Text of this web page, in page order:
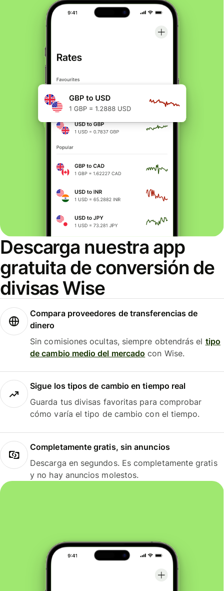
Descarga nuestra app
gratuita de conversión de
divisas Wise
Compara proveedores de transferencias de
dinero
Sin comisiones ocultas, siempre obtendrás el tipo
de cambio medio del mercado con Wise.
Sigue los tipos de cambio en tiempo real
Guarda tus divisas favoritas para comprobar
cómo varía el tipo de cambio con el tiempo.
Completamente gratis, sin anuncios
Descarga en segundos. Es completamente gratis
y no hay anuncios molestos.